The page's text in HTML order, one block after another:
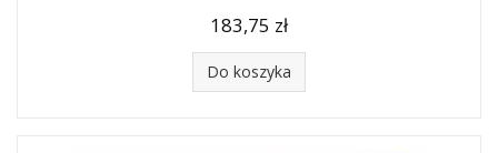
183,75 zł
Do koszyka